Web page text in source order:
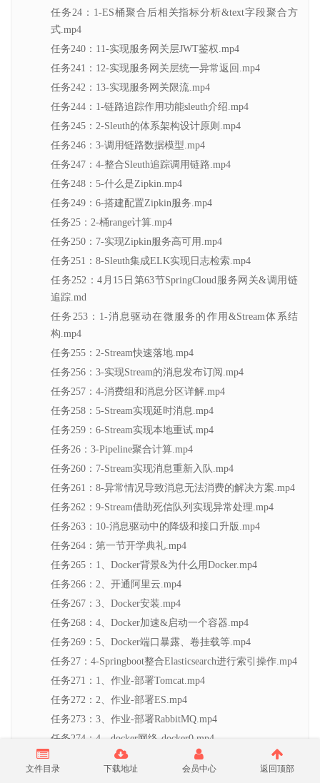
任务24：1-ES桶聚合后相关指标分析&text字段聚合方
式.mp4
任务240：11-实现服务网关层JWT鉴权.mp4
任务241：12-实现服务网关层统一异常返回.mp4
任务242：13-实现服务网关限流.mp4
任务244：1-链路追踪作用功能sleuth介绍.mp4
任务245：2-Sleuth的体系架构设计原则.mp4
任务246：3-调用链路数据模型.mp4
任务247：4-整合Sleuth追踪调用链路.mp4
任务248：5-什么是Zipkin.mp4
任务249：6-搭建配置Zipkin服务.mp4
任务25：2-桶range计算.mp4
任务250：7-实现Zipkin服务高可用.mp4
任务251：8-Sleuth集成ELK实现日志检索.mp4
任务252：4月15日第63节SpringCloud服务网关&调用链
追踪.md
任务253：1-消息驱动在微服务的作用&Stream体系结
构.mp4
任务255：2-Stream快速落地.mp4
任务256：3-实现Stream的消息发布订阅.mp4
任务257：4-消费组和消息分区详解.mp4
任务258：5-Stream实现延时消息.mp4
任务259：6-Stream实现本地重试.mp4
任务26：3-Pipeline聚合计算.mp4
任务260：7-Stream实现消息重新入队.mp4
任务261：8-异常情况导致消息无法消费的解决方案.mp4
任务262：9-Stream借助死信队列实现异常处理.mp4
任务263：10-消息驱动中的降级和接口升版.mp4
任务264：第一节开学典礼.mp4
任务265：1、Docker背景&为什么用Docker.mp4
任务266：2、开通阿里云.mp4
任务267：3、Docker安装.mp4
任务268：4、Docker加速&启动一个容器.mp4
任务269：5、Docker端口暴露、卷挂载等.mp4
任务27：4-Springboot整合Elasticsearch进行索引操作.mp4
任务271：1、作业-部署Tomcat.mp4
任务272：2、作业-部署ES.mp4
任务273：3、作业-部署RabbitMQ.mp4
任务274：4、docker网络-docker0.mp4
任务275：5、主机名的方式访问容器.mp4
任务276：6、–link的缺点.mp4
文件目录 下载地址 会员中心 返回顶部